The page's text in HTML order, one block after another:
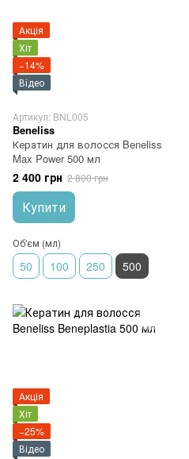
Акція
Хіт
−14%
Відео
Артикул: BNL005
Beneliss
Кератин для волосся Beneliss
Max Power 500 мл
2 400 грн 2 800 грн
Купити
Об'єм (мл)
50 100 250 500
Акція
Хіт
−25%
Відео